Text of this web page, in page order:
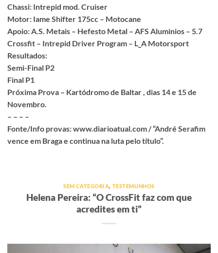
Chassi: Intrepid mod. Cruiser
Motor: Iame Shifter 175cc – Motocane
Apoio: A.S. Metais – Hefesto Metal – AFS Aluminios – 5.7
Crossfit – Intrepid Driver Program – L_A Motorsport
Resultados:
Semi-Final P2
Final P1
Próxima Prova – Kartódromo de Baltar , dias 14 e 15 de
Novembro.
– – – –
Fonte/Info provas: www.diarioatual.com / “André Serafim
vence em Braga e continua na luta pelo título”.
SEM CATEGORIA, TESTEMUNHOS
Helena Pereira: “O CrossFit faz com que
acredites em ti”